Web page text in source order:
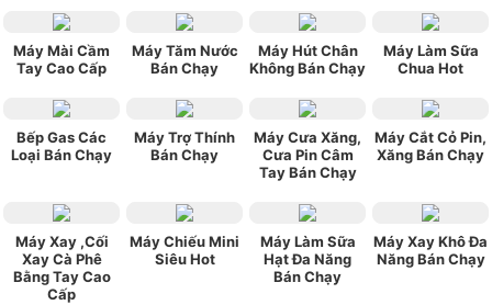
Máy Mài Cầm
Tay Cao Cấp
Máy Tăm Nước
Bán Chạy
Máy Hút Chân
Không Bán Chạy
Máy Làm Sữa
Chua Hot
Bếp Gas Các
Loại Bán Chạy
Máy Trợ Thính
Bán Chạy
Máy Cưa Xăng,
Cưa Pin Câm
Tay Bán Chạy
Máy Cắt Cỏ Pin,
Xăng Bán Chạy
Máy Xay ,Cối
Xay Cà Phê
Bằng Tay Cao
Cấp
Máy Chiếu Mini
Siêu Hot
Máy Làm Sữa
Hạt Đa Năng
Bán Chạy
Máy Xay Khô Đa
Năng Bán Chạy